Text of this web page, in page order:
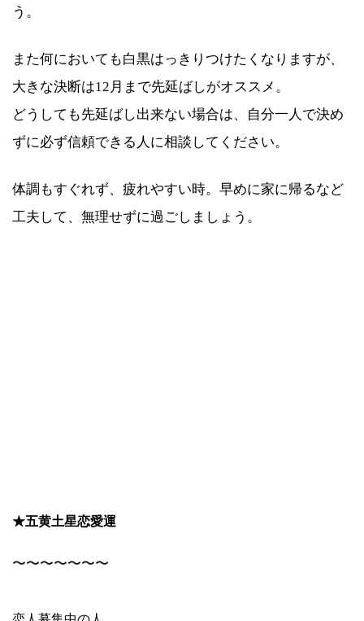
う。
また何においても白黒はっきりつけたくなりますが、
大きな決断は12月まで先延ばしがオススメ。
どうしても先延ばし出来ない場合は、自分一人で決め
ずに必ず信頼できる人に相談してください。
体調もすぐれず、疲れやすい時。早めに家に帰るなど
工夫して、無理せずに過ごしましょう。
★五黄土星恋愛運
〜〜〜〜〜〜〜